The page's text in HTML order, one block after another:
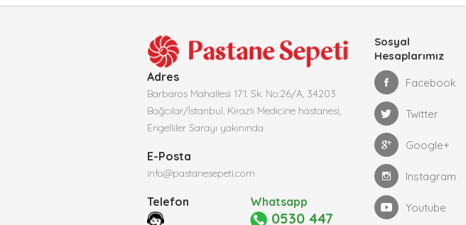
Adres
Barbaros Mahallesi 171. Sk. No:26/A, 34203
Bağcılar/İstanbul. Kirazlı Medicine hastanesi,
Engelliler Sarayı yakınında
E-Posta
info@pastanesepeti.com
Telefon Whatsapp
0530 447
Sosyal
Hesaplarımız
Facebook
Twitter
Google+
Instagram
Youtube